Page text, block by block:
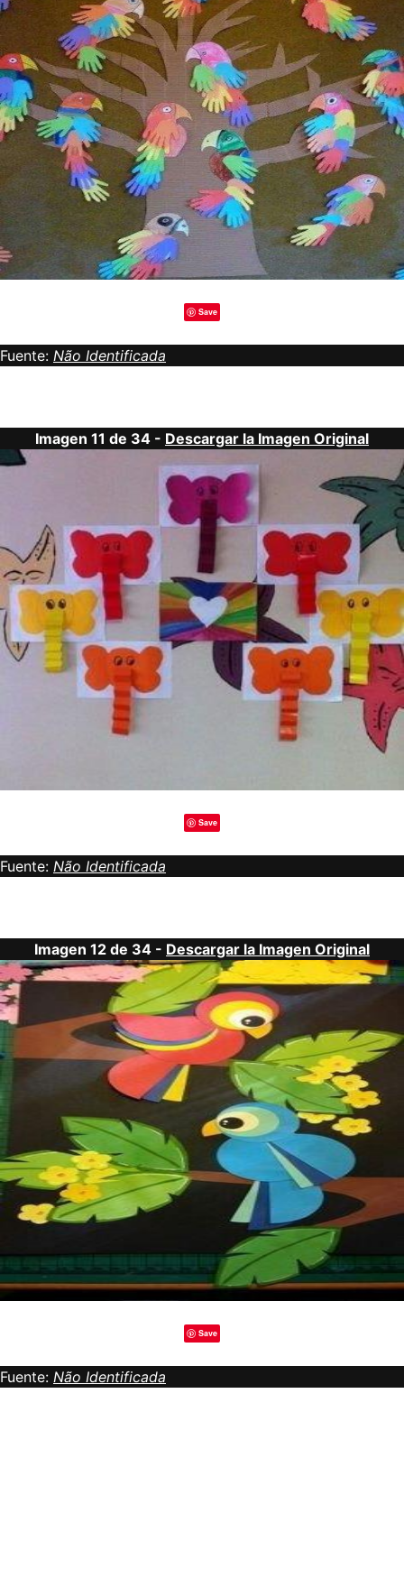
Save
Fuente: Não Identificada
Imagen 11 de 34 - Descargar la Imagen Original
Save
Fuente: Não Identificada
Imagen 12 de 34 - Descargar la Imagen Original
Save
Fuente: Não Identificada